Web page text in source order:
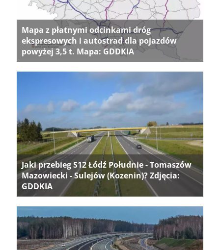
Mapa z płatnymi odcinkami dróg
ekspresowych i autostrad dla pojazdów
powyżej 3,5 t. Mapa: GDDKIA
Jaki przebieg S12 Łódź Południe - Tomaszów
Mazowiecki - Sulejów (Kozenin)? Zdjęcia:
GDDKIA